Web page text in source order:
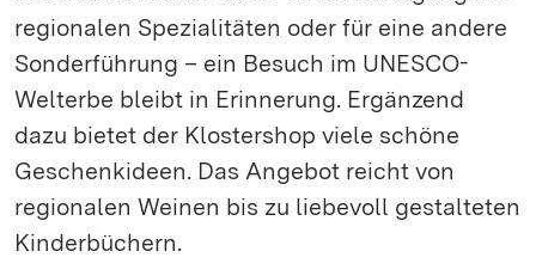
regionalen Spezialitäten oder für eine andere
Sonderführung – ein Besuch im UNESCO-
Welterbe bleibt in Erinnerung. Ergänzend
dazu bietet der Klostershop viele schöne
Geschenkideen. Das Angebot reicht von
regionalen Weinen bis zu liebevoll gestalteten
Kinderbüchern.